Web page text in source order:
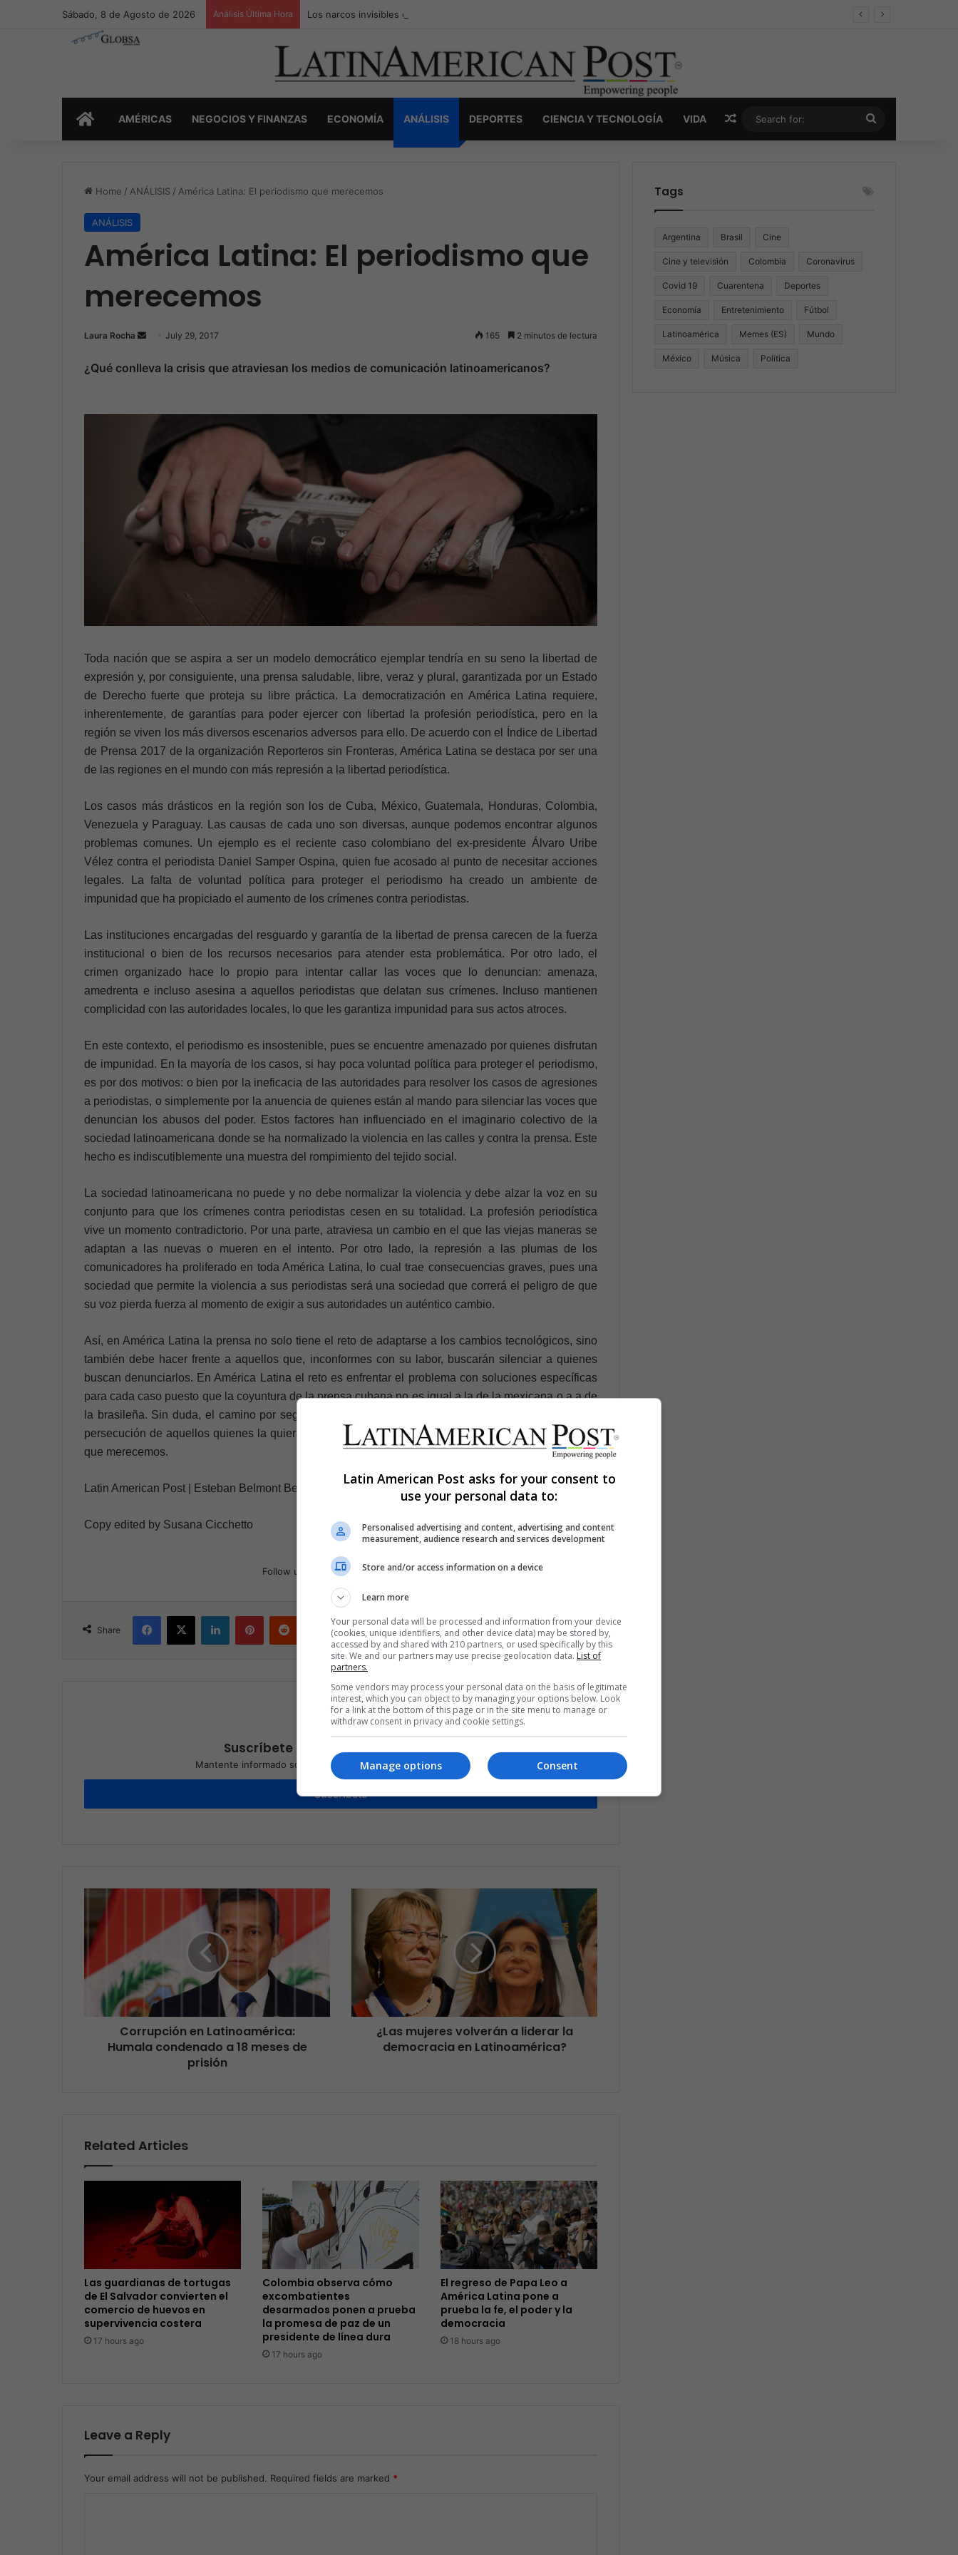
Sábado, 8 de Agosto de 2026 Análisis Última Hora Los narcos invisibles de Colombia: la guerra secreta por la verdad, el poder y la nueva economía de la droga
INICIOAMÉRICAS NEGOCIOS Y FINANZAS ECONOMÍA ANÁLISIS DEPORTES CIENCIA Y TECNOLOGÍA VIDA Random Article
for:
Home / ANÁLISIS / América Latina: El periodismo que merecemos
ANÁLISIS
América Latina: El periodismo que
merecemos
Laura Rocha
n
i
July 29, 2017 165 2 minutos de lectura
¿Qué conlleva la crisis que atraviesan los medios de comunicación latinoamericanos?
Toda nación que se aspira a ser un modelo democrático ejemplar tendría en su seno la libertad de
expresión y, por consiguiente, una prensa saludable, libre, veraz y plural, garantizada por un Estado
de Derecho fuerte que proteja su libre práctica. La democratización en América Latina requiere,
inherentemente, de garantías para poder ejercer con libertad la profesión periodística, pero en la
región se viven los más diversos escenarios adversos para ello. De acuerdo con el Índice de Libertad
de Prensa 2017 de la organización Reporteros sin Fronteras, América Latina se destaca por ser una
de las regiones en el mundo con más represión a la libertad periodística.
Los casos más drásticos en la región son los de Cuba, México, Guatemala, Honduras, Colombia,
Venezuela y Paraguay. Las causas de cada uno son diversas, aunque podemos encontrar algunos
problemas comunes. Un ejemplo es el reciente caso colombiano del ex-presidente Álvaro Uribe
Vélez contra el periodista Daniel Samper Ospina, quien fue acosado al punto de necesitar acciones
legales. La falta de voluntad política para proteger el periodismo ha creado un ambiente de
impunidad que ha propiciado el aumento de los crímenes contra periodistas.
Las instituciones encargadas del resguardo y garantía de la libertad de prensa carecen de la fuerza
institucional o bien de los recursos necesarios para atender esta problemática. Por otro lado, el
crimen organizado hace lo propio para intentar callar las voces que lo denuncian: amenaza,
amedrenta e incluso asesina a aquellos periodistas que delatan sus crímenes. Incluso mantienen
complicidad con las autoridades locales, lo que les garantiza impunidad para sus actos atroces.
En este contexto, el periodismo es insostenible, pues se encuentre amenazado por quienes disfrutan
de impunidad. En la mayoría de los casos, si hay poca voluntad política para proteger el periodismo,
es por dos motivos: o bien por la ineficacia de las autoridades para resolver los casos de agresiones
a periodistas, o simplemente por la anuencia de quienes están al mando para silenciar las voces que
denuncian los abusos del poder. Estos factores han influenciado en el imaginario colectivo de la
sociedad latinoamericana donde se ha normalizado la violencia en las calles y contra la prensa. Este
hecho es indiscutiblemente una muestra del rompimiento del tejido social.
La sociedad latinoamericana no puede y no debe normalizar la violencia y debe alzar la voz en su
conjunto para que los crímenes contra periodistas cesen en su totalidad. La profesión periodística
vive un momento contradictorio. Por una parte, atraviesa un cambio en el que las viejas maneras se
adaptan a las nuevas o mueren en el intento. Por otro lado, la represión a las plumas de los
comunicadores ha proliferado en toda América Latina, lo cual trae consecuencias graves, pues una
sociedad que permite la violencia a sus periodistas será una sociedad que correrá el peligro de que
su voz pierda fuerza al momento de exigir a sus autoridades un auténtico cambio.
Así, en América Latina la prensa no solo tiene el reto de adaptarse a los cambios tecnológicos, sino
también debe hacer frente a aquellos que, inconformes con su labor, buscarán silenciar a quienes
buscan denunciarlos. En América Latina el reto es enfrentar el problema con soluciones específicas
para cada caso puesto que la coyuntura de la prensa cubana no es igual a la de la mexicana o a a de
la brasileña. Sin duda, el camino por seguir es exigir a sus autoridades el respeto a la prensa y la
persecución de aquellos quienes la quieran callar, pues la impunidad no forma parte del periodismo
que merecemos.
Latin American Post | Esteban Belmont Bernal
Copy edited by Susana Cicchetto
Follow us
Share
Compartir por correo electrónico
Suscríbete a nuestra lista de correos
Mantente informado sobre lo que está pasando en Latinoamérica
Suscríbete
Corrupción en Latinoamérica:
Humala condenado a 18 meses de
prisión
¿Las mujeres volverán a liderar la
democracia en Latinoamérica?
Related Articles
Las guardianas de tortugas
de El Salvador convierten el
comercio de huevos en
supervivencia costera
17 hours ago
Colombia observa cómo
excombatientes
desarmados ponen a prueba
la promesa de paz de un
presidente de línea dura
17 hours ago
El regreso de Papa Leo a
América Latina pone a
prueba la fe, el poder y la
democracia
18 hours ago
Leave a Reply
Your email address will not be published. Required fields are marked *
Tags
Argentina Brasil Cine
Cine y televisión Colombia Coronavirus
Covid 19 Cuarentena Deportes
Economía Entretenimiento Fútbol
Latinoamérica Memes (ES) Mundo
México Música Politica
Latin American Post asks for your consent to
use your personal data to:
Personalised advertising and content, advertising and content
measurement, audience research and services development
Store and/or access information on a device
Learn more
Your personal data will be processed and information from your device
(cookies, unique identifiers, and other device data) may be stored by,
accessed by and shared with 210 partners, or used specifically by this
site. We and our partners may use precise geolocation data. List of
partners.
Some vendors may process your personal data on the basis of legitimate
interest, which you can object to by managing your options below. Look
for a link at the bottom of this page or in the site menu to manage or
withdraw consent in privacy and cookie settings.
Consent
Manage options